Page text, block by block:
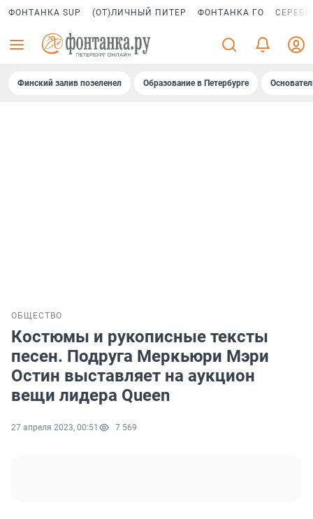
ФОНТАНКА SUP (ОТ)ЛИЧНЫЙ ПИТЕР ФОНТАНКА ГО
Финский залив позеленел Образование в Петербурге
ОБЩЕСТВО
Костюмы и рукописные тексты
песен. Подруга Меркьюри Мэри
Остин выставляет на аукцион
вещи лидера Queen
27 апреля 2023, 00:51 7 569